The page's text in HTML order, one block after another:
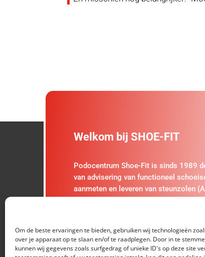
Om de beste ervaringen te bieden, gebruiken wij technologieën
over je apparaat op te slaan en/of te raadplegen. Door in te
kunnen wij gegevens zoals surfgedrag of unieke ID's op deze site
Welkom bij SHOE-FIT
Podocentrum Shoe-Fit is sinds 1989
van advisering van functioneel
aanmeten en leveren van steunzolen